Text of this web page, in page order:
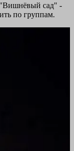
"Вишнёвый сад" -
по группам.